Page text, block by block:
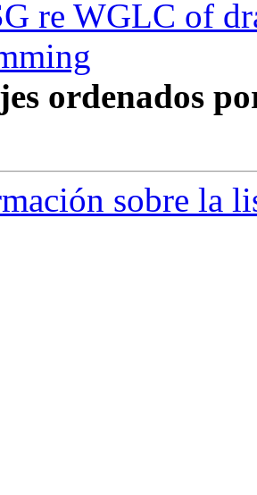
re WGLC of
ordenados
sobre la